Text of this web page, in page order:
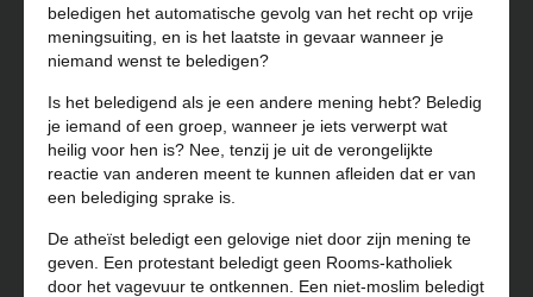
beledigen het automatische gevolg van het recht op vrije
meningsuiting, en is het laatste in gevaar wanneer je
niemand wenst te beledigen?
Is het beledigend als je een andere mening hebt? Beledig
je iemand of een groep, wanneer je iets verwerpt wat
heilig voor hen is? Nee, tenzij je uit de verongelijkte
reactie van anderen meent te kunnen afleiden dat er van
een belediging sprake is.
De atheïst beledigt een gelovige niet door zijn mening te
geven. Een protestant beledigt geen Rooms-katholiek
door het vagevuur te ontkennen. Een niet-moslim beledigt